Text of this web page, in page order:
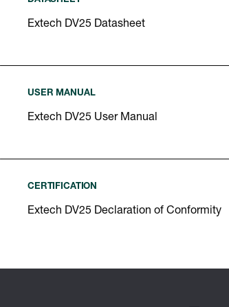
Extech DV25 Datasheet
USER MANUAL
Extech DV25 User Manual
CERTIFICATION
Extech DV25 Declaration of Conformity